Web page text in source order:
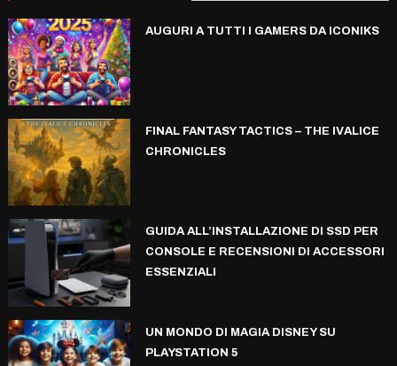
AUGURI A TUTTI I GAMERS DA ICONIKS
FINAL FANTASY TACTICS – THE IVALICE
CHRONICLES
GUIDA ALL’INSTALLAZIONE DI SSD PER
CONSOLE E RECENSIONI DI ACCESSORI
ESSENZIALI
UN MONDO DI MAGIA DISNEY SU
PLAYSTATION 5